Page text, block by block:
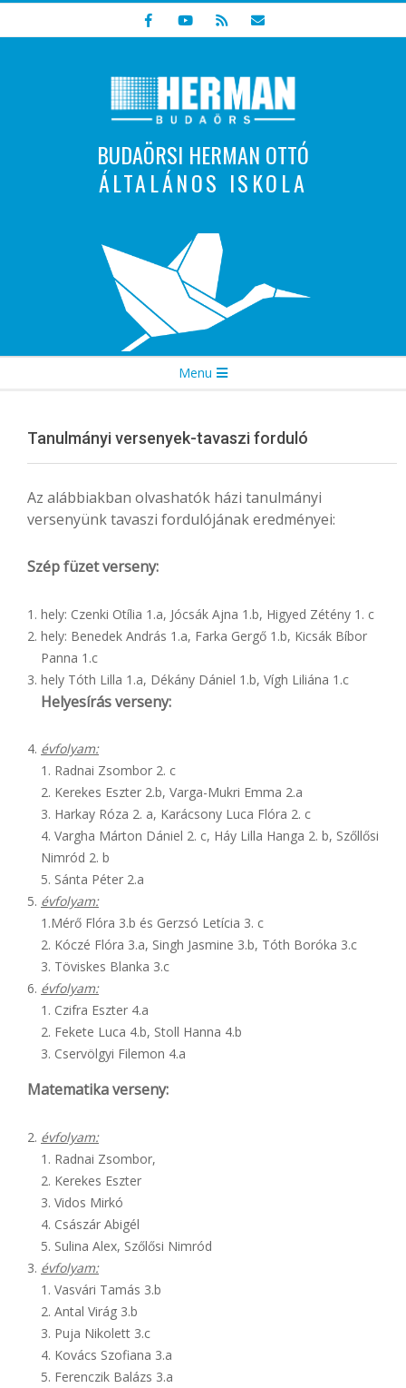
to
BUDAÖRSI HERMAN OTTÓ
ÁLTALÁNOS ISKOLA
Indulunk! Hamarosan újraindul oldalunk!
Menu
Tanulmányi versenyek-tavaszi forduló
Az alábbiakban olvashatók házi tanulmányi
versenyünk tavaszi fordulójának eredményei:
Szép füzet verseny:
hely: Czenki Otília 1.a, Jócsák Ajna 1.b, Higyed Zétény 1. c
hely: Benedek András 1.a, Farka Gergő 1.b, Kicsák Bíbor
Panna 1.c
hely Tóth Lilla 1.a, Dékány Dániel 1.b, Vígh Liliána 1.c
Helyesírás verseny:
évfolyam:
1. Radnai Zsombor 2. c
2. Kerekes Eszter 2.b, Varga-Mukri Emma 2.a
3. Harkay Róza 2. a, Karácsony Luca Flóra 2. c
4. Vargha Márton Dániel 2. c, Háy Lilla Hanga 2. b, Szőllősi
Nimród 2. b
5. Sánta Péter 2.a
évfolyam:
1.Mérő Flóra 3.b és Gerzsó Letícia 3. c
2. Kóczé Flóra 3.a, Singh Jasmine 3.b, Tóth Boróka 3.c
3. Töviskes Blanka 3.c
évfolyam:
1. Czifra Eszter 4.a
2. Fekete Luca 4.b, Stoll Hanna 4.b
3. Cservölgyi Filemon 4.a
Matematika verseny:
évfolyam:
1. Radnai Zsombor,
2. Kerekes Eszter
3. Vidos Mirkó
4. Császár Abigél
5. Sulina Alex, Szőlősi Nimród
évfolyam:
1. Vasvári Tamás 3.b
2. Antal Virág 3.b
3. Puja Nikolett 3.c
4. Kovács Szofiana 3.a
5. Ferenczik Balázs 3.a